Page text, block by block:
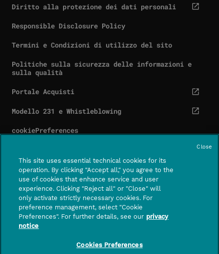
Diritto alla protezione dei dati personali
cta.screenReaderExternal
Responsible Disclosure Policy
Termini e Condizioni di utilizzo del sito
Politiche sulla sicurezza delle informazioni e
sulla qualità
Portale Acquisti
cta.screenReaderExternal
Modello 231 e Whistleblowing
cta.screenReaderExternal
cookiePreferences
Contatti Centro assistenza
FOLLOWUS
PagoPA S.p.A. – società per azioni con socio unico
– capitale sociale di euro 1,000,000 interamente
This site uses essential technical cookies for its
operation. By clicking "Accept all," you agree to the
use of cookies that enhance service and user
experience. Clicking "Reject all" or "Close" will
only activate strictly necessary cookies. For
preference management, select "Cookie
Preferences". For further details, see our privacy
notice
Cookies Preferences
Close